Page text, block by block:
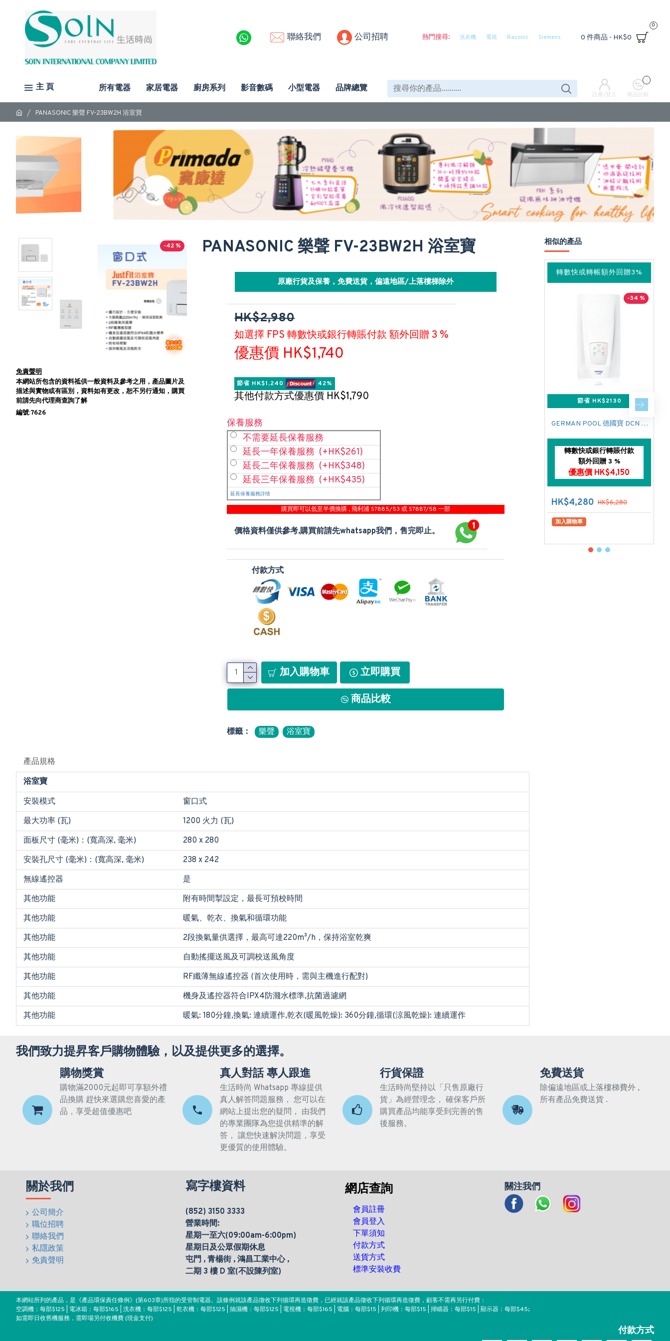
聯絡我們 公司招聘 熱門搜尋: 洗衣機 電視 Rasonic Siemens 0 件商品 - HK$0
0
主 頁 所有電器 家居電器 廚房系列 影音數碼 小型電器 品牌總覽
註冊/登入 商品比較
0
PANASONIC 樂聲 FV-23BW2H 浴室寶
-42 %
免責聲明
本網站所包含的資料祗供一般資料及參考之用，產品圖片及
描述與實物或有區別，資料如有更改，恕不另行通知，購買
前請先向代理商查詢了解
編號:7626
PANASONIC 樂聲 FV-23BW2H 浴室寶
原廠行貨及保養，免費送貨，偏遠地區/上落樓梯除外
HK$2,980
如選擇 FPS 轉數快或銀行轉賬付款 額外回贈 3 %
優惠價 HK$1,740
節省 HK$1,240 42%
其他付款方式優惠價 HK$1,790
保養服務
不需要延長保養服務
延長一年保養服務 (+HK$261)
延長二年保養服務 (+HK$348)
延長三年保養服務 (+HK$435)
延長保養服務詳情
購買即可以低至半價換購 , 飛利浦 S7885/53 或 S7887/58 一部
價格資料僅供參考,購買前請先whatsapp我們，售完即止。
付款方式
加入購物車 立即購買
商品比較
標籤： 樂聲 浴室寶
產品規格
浴室寶
安裝模式
窗口式
最大功率 (瓦)
1200 火力 (瓦)
面板尺寸 (毫米)：(寬高深, 毫米)
280 x 280
安裝孔尺寸 (毫米)：(寬高深, 毫米)
238 x 242
無線遙控器
是
其他功能
附有時間掣設定，最長可預校時間
其他功能
暖氣、乾衣、換氣和循環功能
其他功能
2段換氣量供選擇，最高可達220m³/h，保持浴室乾爽
其他功能
自動搖擺送風及可調校送風角度
其他功能
RF纖薄無線遙控器 (首次使用時，需與主機進行配對)
其他功能
機身及遙控器符合IPX4防濺水標準,抗菌過濾網
其他功能
暖氣: 180分鐘,換氣: 連續運作,乾衣(暖風乾燥): 360分鐘,循環(涼風乾燥): 連續運作
相似的產品
轉數快或轉帳額外回贈3%
-34 %
節省 HK$2130
GERMAN POOL 德國寶 DCN 即熱式電熱水爐
轉數快或銀行轉賬付款
額外回贈 3 %
優惠價 HK$4,150
HK$4,280 HK$6,280
加入購物車
我們致力提昇客戶購物體驗，以及提供更多的選擇。
購物獎賞
購物滿2000元起即可享額外禮
品換購 趕快來選購您喜愛的產
品，享受超值優惠吧
真人對話 專人跟進
生活時尚 Whatsapp 專線提供
真人解答問題服務， 您可以在
網站上提出您的疑問， 由我們
的專業團隊為您提供精準的解
答， 讓您快速解決問題，享受
更優質的使用體驗。
行貨保證
生活時尚堅持以「只售原廠行
貨」為經營理念， 確保客戶所
購買產品均能享受到完善的售
後服務。
免費送貨
除偏遠地區或上落樓梯費外 ,
所有產品免費送貨 .
關於我們
公司簡介
職位招聘
聯絡我們
私隱政策
免責聲明
寫字樓資料
(852) 3150 3333
營業時間:
星期一至六(09:00am-6:00pm)
星期日及公眾假期休息
屯門 , 青楊街 , 鴻昌工業中心 ,
二期 3 樓 D 室(不設陳列室)
網店查詢
會員註冊
會員登入
下單須知
付款方式
送貨方式
標準安裝收費
關注我們
本網站所列的產品，是《產品環保責任條例》(第603章)所指的受管制電器。該條例就該產品徵收下列循環再造徵費，已經就該產品徵收下列循環再造徵費，顧客不需再另行付費：
空調機：每部$125 | 電冰箱：每部$165 | 洗衣機：每部$125 | 乾衣機：每部$125 | 抽濕機：每部$125 | 電視機：每部$165 | 電腦：每部$15 | 列印機：每部$15 | 掃瞄器：每部$15 | 顯示器：每部$45;
如需即日收舊機服務，需即場另付收機費 (現金支付)
付款方式